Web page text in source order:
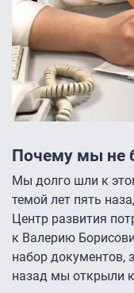
Почему мы не
Мы долго шли к
темой лет пять
Центр развития
к Валерию
набор документов,
назад мы открыли